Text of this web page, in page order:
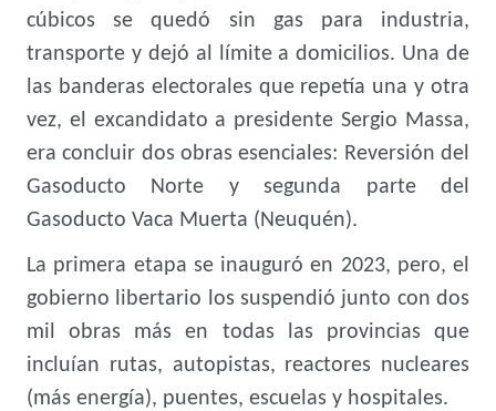
cúbicos se quedó sin gas para industria,
transporte y dejó al límite a domicilios. Una de
las banderas electorales que repetía una y otra
vez, el excandidato a presidente Sergio Massa,
era concluir dos obras esenciales: Reversión del
Gasoducto Norte y segunda parte del
Gasoducto Vaca Muerta (Neuquén).
La primera etapa se inauguró en 2023, pero, el
gobierno libertario los suspendió junto con dos
mil obras más en todas las provincias que
incluían rutas, autopistas, reactores nucleares
(más energía), puentes, escuelas y hospitales.